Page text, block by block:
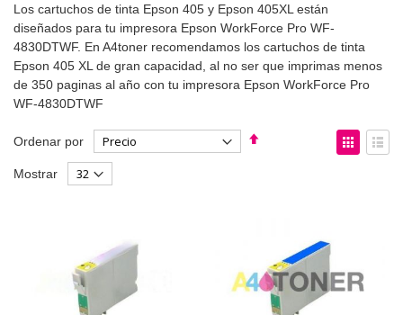
Los cartuchos de tinta Epson 405 y Epson 405XL están
diseñados para tu impresora Epson WorkForce Pro WF-
4830DTWF. En A4toner recomendamos los cartuchos de tinta
Epson 405 XL de gran capacidad, al no ser que imprimas menos
de 350 paginas al año con tu impresora Epson WorkForce Pro
WF-4830DTWF
Ordenar por
Fijar
Ver
como
Mostrar